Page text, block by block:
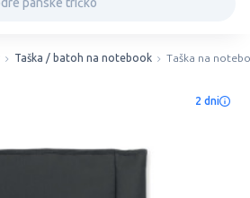
Taška / batoh na notebook Taška na
2 dni